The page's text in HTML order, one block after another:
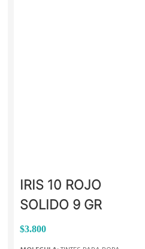
IRIS 10 ROJO
SOLIDO 9 GR
$3.800